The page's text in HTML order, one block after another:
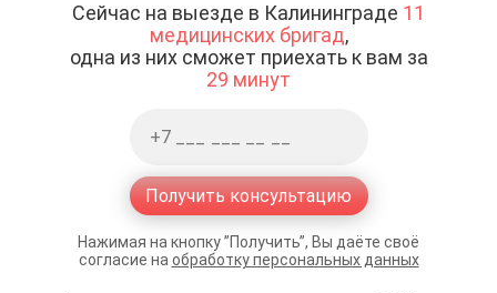
Сейчас на выезде в Калининграде 11
медицинских бригад,
одна из них сможет приехать к вам за
29 минут
Получить консультацию
Нажимая на кнопку ”Получить”, Вы даёте своё
согласие на обработку персональных данных